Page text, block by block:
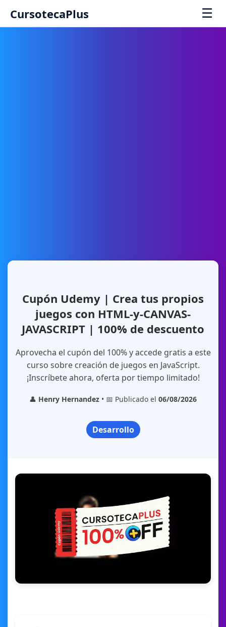
CursotecaPlus ☰
Cupón Udemy | Crea tus propios
juegos con HTML-y-CANVAS-
JAVASCRIPT | 100% de descuento
Aprovecha el cupón del 100% y accede gratis a este
curso sobre creación de juegos en JavaScript.
¡Inscríbete ahora, oferta por tiempo limitado!
👤 Henry Hernandez • 📅 Publicado el 06/08/2026
Desarrollo